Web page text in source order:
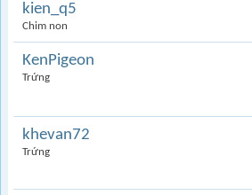
kien_q5
Chim non
KenPigeon
Trứng
khevan72
Trứng